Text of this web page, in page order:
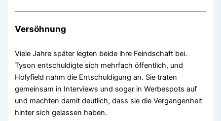
Versöhnung
Viele Jahre später legten beide ihre Feindschaft bei.
Tyson entschuldigte sich mehrfach öffentlich, und
Holyfield nahm die Entschuldigung an. Sie traten
gemeinsam in Interviews und sogar in Werbespots auf
und machten damit deutlich, dass sie die Vergangenheit
hinter sich gelassen haben.